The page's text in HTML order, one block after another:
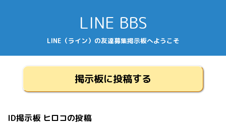
LINE BBS
LINE（ライン）の友達募集掲示板へようこそ
掲示板に投稿する
ID掲示板 ヒロコの投稿